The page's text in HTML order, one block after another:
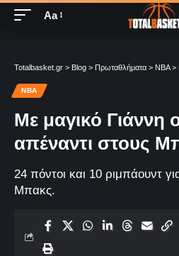
Aa
Totalbasket.gr > Blog > Πρωταθλήματα > NBA>
NBA
Με μαγικό Γιάννη
απέναντι στους
24 πόντοι και 10 ριμπάουντ
Μπακς.